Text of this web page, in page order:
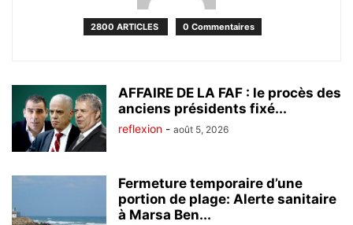
2800 ARTICLES 0 Commentaires
AFFAIRE DE LA FAF : le procès des
anciens présidents fixé...
reflexion - août 5, 2026
Fermeture temporaire d’une
portion de plage: Alerte sanitaire
à Marsa Ben...